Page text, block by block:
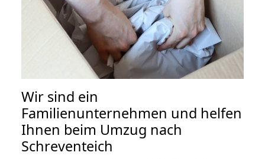
Wir sind ein
Familienunternehmen und helfen
Ihnen beim Umzug nach
Schreventeich